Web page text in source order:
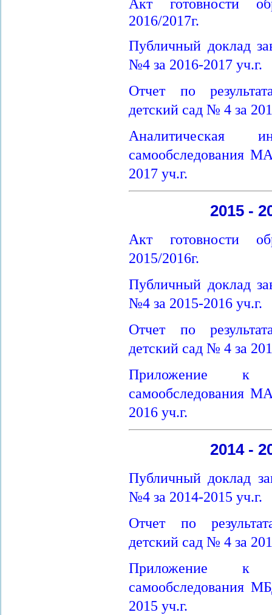
Акт готовности
2016/2017г.
Публичный доклад
№4 за 2016-2017 уч.г.
Отчет по
детский сад № 4 за
Аналитическая
самообследования
2017 уч.г.
2015 -
Акт готовности
2015/2016г.
Публичный доклад
№4 за 2015-2016 уч.г.
Отчет по
детский сад № 4 за
Приложение к
самообследования
2016 уч.г.
2014 -
Публичный доклад
№4 за 2014-2015 уч.г.
Отчет по
детский сад № 4 за
Приложение к
самообследования
2015 уч.г.